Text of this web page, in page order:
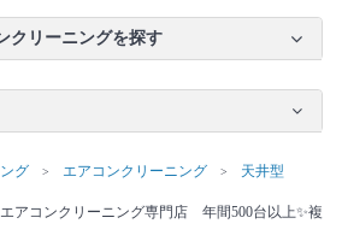
クリーニングを探す
グ エアコンクリーニング
天井型
エアコンクリーニング専門店 年間500台以上✨複